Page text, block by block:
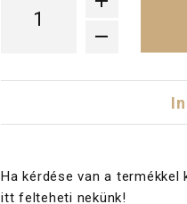
Ha kérdése van a termékkel
itt felteheti nekünk!